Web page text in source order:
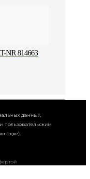
NR 814663
данных,
пользовательским